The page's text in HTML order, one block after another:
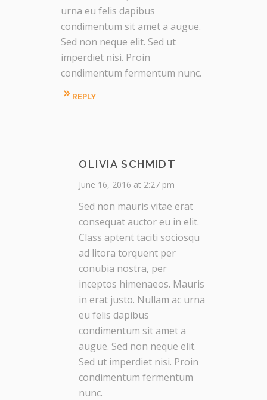
urna eu felis dapibus
condimentum sit amet a augue.
Sed non neque elit. Sed ut
imperdiet nisi. Proin
condimentum fermentum nunc.
REPLY
OLIVIA SCHMIDT
June 16, 2016 at 2:27 pm
Sed non mauris vitae erat
consequat auctor eu in elit.
Class aptent taciti sociosqu
ad litora torquent per
conubia nostra, per
inceptos himenaeos. Mauris
in erat justo. Nullam ac urna
eu felis dapibus
condimentum sit amet a
augue. Sed non neque elit.
Sed ut imperdiet nisi. Proin
condimentum fermentum
nunc.